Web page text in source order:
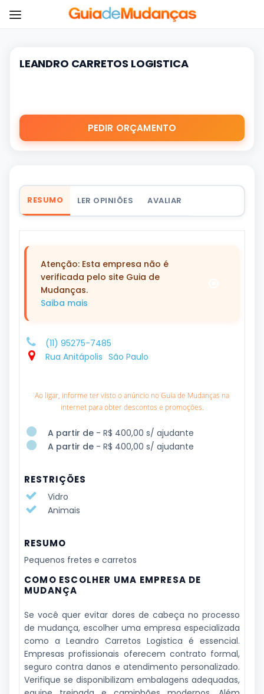
LEANDRO CARRETOS LOGISTICA
PEDIR ORÇAMENTO
RESUMO LER OPINIÕES AVALIAR
Atenção: Esta empresa não é
verificada pelo site Guia de
Mudanças.
Saiba mais
(11) 95275-7485
Rua Anitápolis São Paulo
Ao ligar, informe ter visto o anúncio no Guia de Mudanças na
internet para obter descontos e promoções.
A partir de - R$ 400,00 s/ ajudante
A partir de - R$ 400,00 s/ ajudante
RESTRIÇÕES
Vidro
Animais
RESUMO
Pequenos fretes e carretos
COMO ESCOLHER UMA EMPRESA DE
MUDANÇA
Se você quer evitar dores de cabeça no processo
de mudança, escolher uma empresa especializada
como a Leandro Carretos Logistica é essencial.
Empresas profissionais oferecem contrato formal,
seguro contra danos e atendimento personalizado.
Verifique se disponibilizam embalagens adequadas,